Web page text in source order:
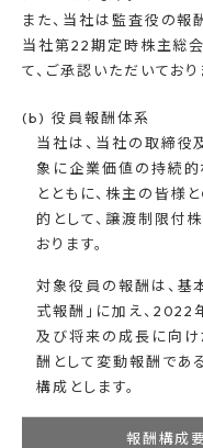
また、当社は監査役の
当社第22期定時株主総
て、ご承認いただいており
(b) 役員報酬体系
当社は、当社の取締役
象に企業価値の持続的
とともに、株主の皆様
的として、譲渡制限付
おります。
対象役員の報酬は、基
式報酬」に加え、2022
及び将来の成長に向
酬として変動報酬であ
構成とします。
報酬構成